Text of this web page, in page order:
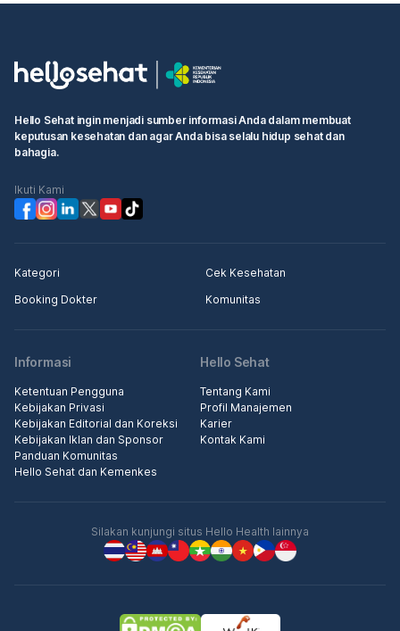
Hello Sehat ingin menjadi sumber informasi Anda dalam membuat
keputusan kesehatan dan agar Anda bisa selalu hidup sehat dan
bahagia.
Ikuti Kami
Kategori
Cek Kesehatan
Booking Dokter
Komunitas
Informasi
Ketentuan Pengguna
Kebijakan Privasi
Kebijakan Editorial dan Koreksi
Kebijakan Iklan dan Sponsor
Panduan Komunitas
Hello Sehat dan Kemenkes
Hello Sehat
Tentang Kami
Profil Manajemen
Karier
Kontak Kami
Silakan kunjungi situs Hello Health lainnya